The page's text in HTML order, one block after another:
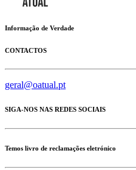
Informação de Verdade
CONTACTOS
geral@oatual.pt
SIGA-NOS NAS REDES SOCIAIS
Temos livro de reclamações eletrónico